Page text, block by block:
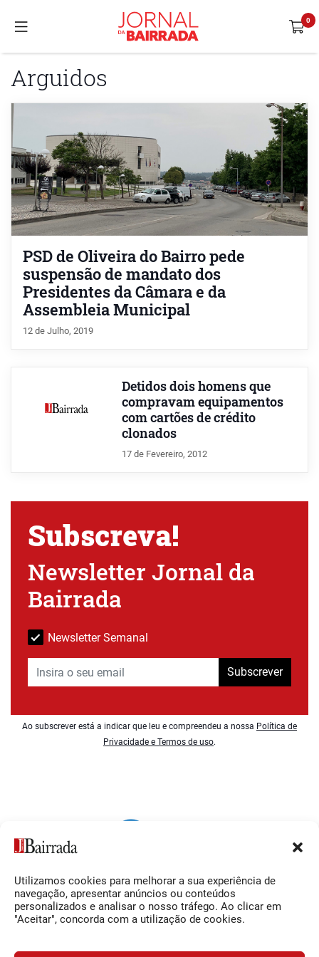
Utilizamos cookies para melhorar a sua experiência de
navegação, apresentar anúncios ou conteúdos
personalizados e analisar o nosso tráfego. Ao clicar em
"Aceitar", concorda com a utilização de cookies.
Arguidos
PSD de Oliveira do Bairro pede
suspensão de mandato dos
Presidentes da Câmara e da
Assembleia Municipal
12 de Julho, 2019
Detidos dois homens que
compravam equipamentos
com cartões de crédito
clonados
17 de Fevereiro, 2012
Subscreva!
Newsletter Jornal da
Bairrada
Newsletter Semanal
Subscrever
Ao subscrever está a indicar que leu e compreendeu a nossa Política de
Privacidade e Termos de uso.
Siga-nos
Facebook
O Jornal da Bairrada
Contactos